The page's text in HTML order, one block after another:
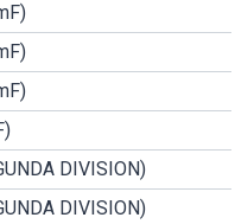
DIVISION)
DIVISION)